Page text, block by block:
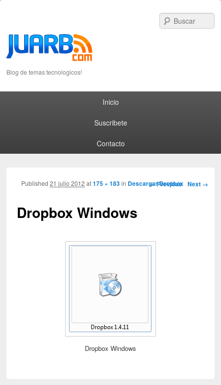
Blog de temas tecnologicos!
Inicio
Suscribete
Contacto
Image navigation
← Previous Next →
Dropbox Windows
Published21 julio 2012 at175 × 183in Descargar Dropbox
Dropbox Windows